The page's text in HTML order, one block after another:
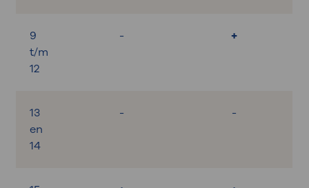
9
t/m
12
- +
13
en
14
- -